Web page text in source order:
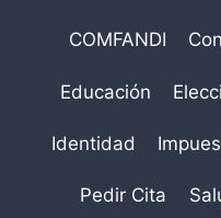
COMFANDI
Educación
Identidad
Pedir Cita